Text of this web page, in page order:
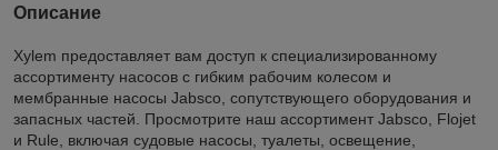
Описание
Xylem предоставляет вам доступ к специализированному
ассортименту насосов с гибким рабочим колесом и
мембранные насосы Jabsco, сопутствующего оборудования и
запасных частей. Просмотрите наш ассортимент Jabsco, Flojet
и Rule, включая судовые насосы, туалеты, освещение,